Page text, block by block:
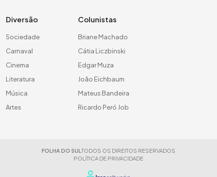
Diversão
Sociedade
Carnaval
Cinema
Literatura
Música
Artes
Colunistas
Briane Machado
Cátia Liczbinski
Edgar Muza
João Eichbaum
Mateus Bandeira
Ricardo Peró Job
FOLHA DO SUL TODOS OS DIREITOS RESERVADOS
POLÍTICA DE PRIVACIDADE